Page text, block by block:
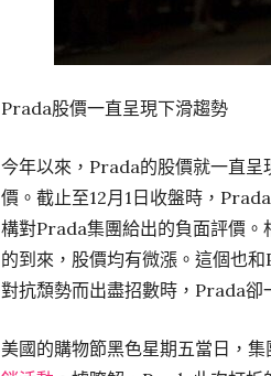
Prada股價一直呈現下滑趨勢
今年以來，Prada的股價就一直呈
價。截止至12月1日收盤時，
構對Prada集團給出的負面評價
的到來，股價均有微漲。這個也
對抗頹勢而出盡招數時，Prada卻
美國的購物節黑色星期五當日，